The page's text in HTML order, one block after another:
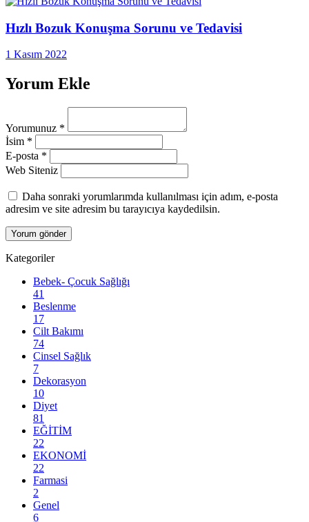
Hızlı Bozuk Konuşma Sorunu ve Tedavisi
1 Kasım 2022
Yorum Ekle
Yorumunuz *
İsim *
E-posta *
Web Siteniz
Daha sonraki yorumlarımda kullanılması için adım, e-posta
adresim ve site adresim bu tarayıcıya kaydedilsin.
Kategoriler
Bebek- Çocuk Sağlığı
41
Beslenme
17
Cilt Bakımı
74
Cinsel Sağlık
7
Dekorasyon
10
Diyet
81
EĞİTİM
22
EKONOMİ
22
Farmasi
2
Genel
6